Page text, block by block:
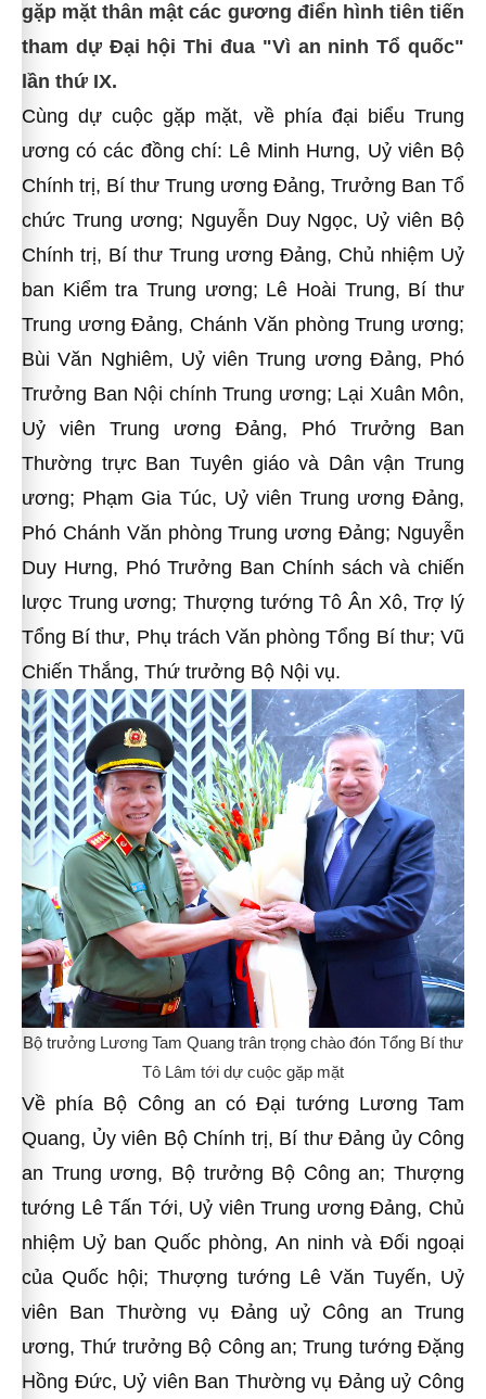
gặp mặt thân mật các gương điển hình tiên tiến
tham dự Đại hội Thi đua "Vì an ninh Tổ quốc"
lần thứ IX.
Cùng dự cuộc gặp mặt, về phía đại biểu Trung
ương có các đồng chí: Lê Minh Hưng, Uỷ viên Bộ
Chính trị, Bí thư Trung ương Đảng, Trưởng Ban Tổ
chức Trung ương; Nguyễn Duy Ngọc, Uỷ viên Bộ
Chính trị, Bí thư Trung ương Đảng, Chủ nhiệm Uỷ
ban Kiểm tra Trung ương; Lê Hoài Trung, Bí thư
Trung ương Đảng, Chánh Văn phòng Trung ương;
Bùi Văn Nghiêm, Uỷ viên Trung ương Đảng, Phó
Trưởng Ban Nội chính Trung ương; Lại Xuân Môn,
Uỷ viên Trung ương Đảng, Phó Trưởng Ban
Thường trực Ban Tuyên giáo và Dân vận Trung
ương; Phạm Gia Túc, Uỷ viên Trung ương Đảng,
Phó Chánh Văn phòng Trung ương Đảng; Nguyễn
Duy Hưng, Phó Trưởng Ban Chính sách và chiến
lược Trung ương; Thượng tướng Tô Ân Xô, Trợ lý
Tổng Bí thư, Phụ trách Văn phòng Tổng Bí thư; Vũ
Chiến Thắng, Thứ trưởng Bộ Nội vụ.
Bộ trưởng Lương Tam Quang trân trọng chào đón Tổng Bí thư
Tô Lâm tới dự cuộc gặp mặt
Về phía Bộ Công an có Đại tướng Lương Tam
Quang, Ủy viên Bộ Chính trị, Bí thư Đảng ủy Công
an Trung ương, Bộ trưởng Bộ Công an; Thượng
tướng Lê Tấn Tới, Uỷ viên Trung ương Đảng, Chủ
nhiệm Uỷ ban Quốc phòng, An ninh và Đối ngoại
của Quốc hội; Thượng tướng Lê Văn Tuyến, Uỷ
viên Ban Thường vụ Đảng uỷ Công an Trung
ương, Thứ trưởng Bộ Công an; Trung tướng Đặng
Hồng Đức, Uỷ viên Ban Thường vụ Đảng uỷ Công